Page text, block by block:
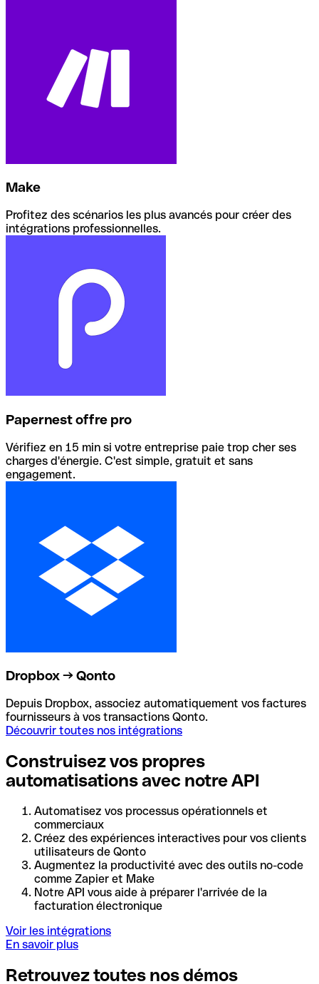
Make
Profitez des scénarios les plus avancés pour créer des
intégrations professionnelles.
Papernest offre pro
Vérifiez en 15 min si votre entreprise paie trop cher ses
charges d'énergie. C'est simple, gratuit et sans
engagement.
Dropbox → Qonto
Depuis Dropbox, associez automatiquement vos factures
fournisseurs à vos transactions Qonto.
Découvrir toutes nos intégrations
Construisez vos propres
automatisations avec notre API
Automatisez vos processus opérationnels et
commerciaux
Créez des expériences interactives pour vos clients
utilisateurs de Qonto
Augmentez la productivité avec des outils no-code
comme Zapier et Make
Notre API vous aide à préparer l'arrivée de la
facturation électronique
Voir les intégrations
En savoir plus
Retrouvez toutes nos démos